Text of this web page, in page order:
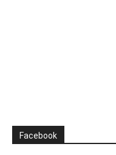
Facebook